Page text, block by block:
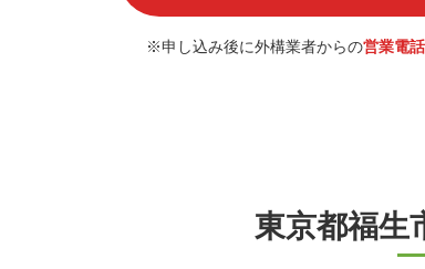
※申し込み後に外構業者からの営業電
東京都福生